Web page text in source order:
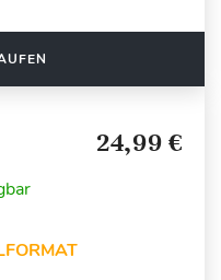
24,99 €